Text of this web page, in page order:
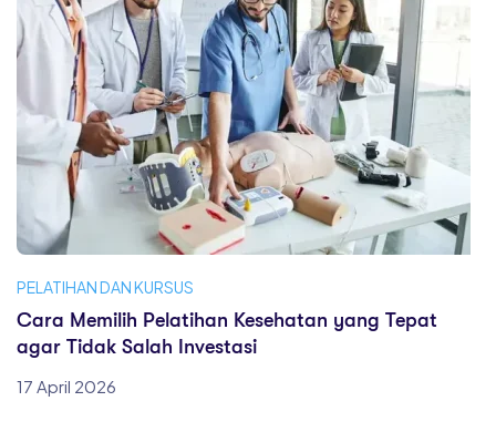
PELATIHAN DAN KURSUS
Cara Memilih Pelatihan Kesehatan yang Tepat
agar Tidak Salah Investasi
17 April 2026